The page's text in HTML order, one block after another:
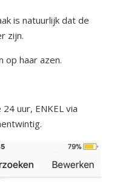
is natuurlijk dat de
zijn.
op haar azen.
uur, ENKEL via